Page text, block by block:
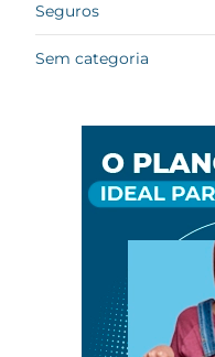
Seguros
Sem categoria